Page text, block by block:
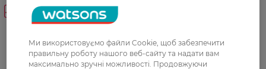
-30% Новинка
Ми використовуємо файли Cookie, щоб забезпечити
правильну роботу нашого веб-сайту та надати вам
максимально зручні можливості. Продовжуючи